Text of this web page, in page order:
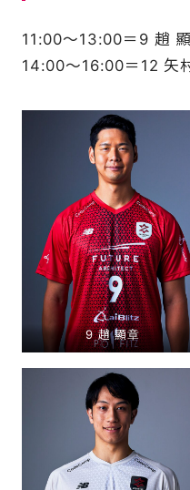
11:00～13:00＝9 趙
14:00～16:00＝12 矢
9 趙 顯章